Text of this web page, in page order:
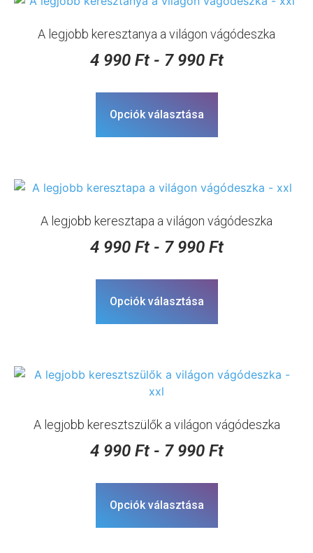
A legjobb keresztanya a világon vágódeszka
4 990 Ft- 7 990 Ft
Opciók választása
A legjobb keresztapa a világon vágódeszka
4 990 Ft- 7 990 Ft
Opciók választása
A legjobb keresztszülők a világon vágódeszka
4 990 Ft- 7 990 Ft
Opciók választása